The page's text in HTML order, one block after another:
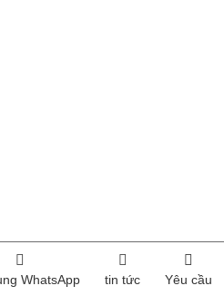
WhatsApp tin tức Yêu cầu